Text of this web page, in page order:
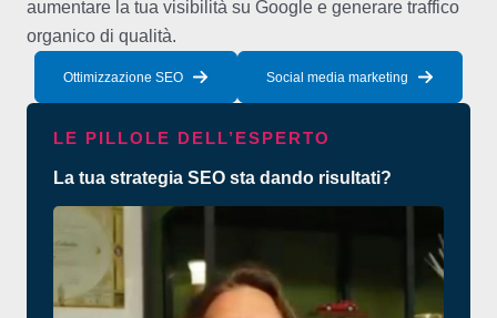
aumentare la tua visibilità su Google e generare traffico
organico di qualità.
Ottimizzazione SEO Social media marketing
LE PILLOLE DELL’ESPERTO
La tua strategia SEO sta dando risultati?